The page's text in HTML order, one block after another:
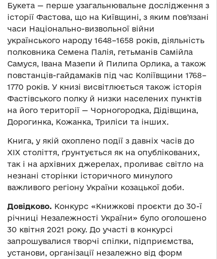
Букета — перше узагальнювальне дослідження з
історії Фастова, що на Київщині, з яким пов’язані
часи Національно-визвольної війни
українського народу 1648–1658 років, діяльність
полковника Семена Палія, гетьманів Самійла
Самуся, Івана Мазепи й Пилипа Орлика, а також
повстанців-гайдамаків під час Коліївщини 1768–
1770 років. У книзі висвітлюється також історія
Фастівського полку й низки населених пунктів
на його території — Чорногородка, Дідівщина,
Дорогинка, Кожанка, Триліси та інших.
Книга, у якій охоплено події з давніх часів до
ХІХ століття, ґрунтується як на опублікованих,
так і на архівних джерелах, проливає світло на
незнані сторінки історичного минулого
важливого регіону України козацької доби.
Довідково. Конкурс «Книжкові проєкти до 30-ї
річниці Незалежності України» було оголошено
30 квітня 2021 року. До участі в конкурсі
запрошувалися творчі спілки, підприємства,
установи, організації незалежно від форм